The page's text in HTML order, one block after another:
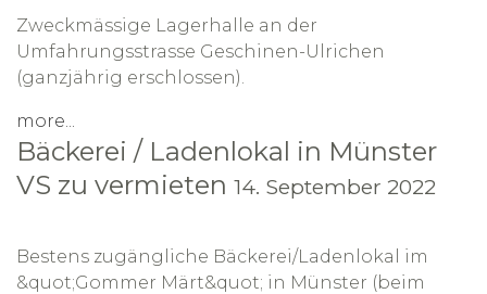
Zweckmässige Lagerhalle an der
Umfahrungsstrasse Geschinen-Ulrichen
(ganzjährig erschlossen).
more...
Bäckerei / Ladenlokal in Münster
VS zu vermieten 14. September 2022
Bestens zugängliche Bäckerei/Ladenlokal im
&quot;Gommer Märt&quot; in Münster (beim